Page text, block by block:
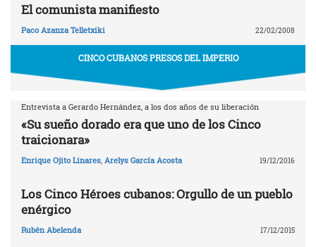
El comunista manifiesto
Paco Azanza Telletxiki 22/02/2008
CINCO CUBANOS PRESOS DEL IMPERIO
Entrevista a Gerardo Hernández, a los dos años de su liberación
«Su sueño dorado era que uno de los Cinco
traicionara»
Enrique Ojito Linares, Arelys García Acosta 19/12/2016
Los Cinco Héroes cubanos: Orgullo de un pueblo
enérgico
Rubén Abelenda 17/12/2015